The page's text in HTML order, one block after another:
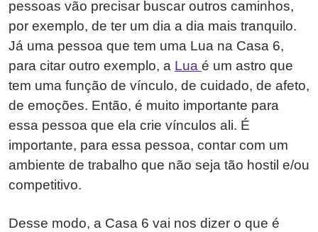
pessoas vão precisar buscar outros caminhos,
por exemplo, de ter um dia a dia mais tranquilo.
Já uma pessoa que tem uma Lua na Casa 6,
para citar outro exemplo, a Lua é um astro que
tem uma função de vínculo, de cuidado, de afeto,
de emoções. Então, é muito importante para
essa pessoa que ela crie vínculos ali. É
importante, para essa pessoa, contar com um
ambiente de trabalho que não seja tão hostil e/ou
competitivo.
Desse modo, a Casa 6 vai nos dizer o que é